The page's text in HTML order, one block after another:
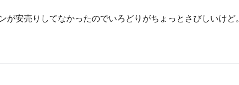
が安売りしてなかったのでいろどりがちょっとさびしいけど。